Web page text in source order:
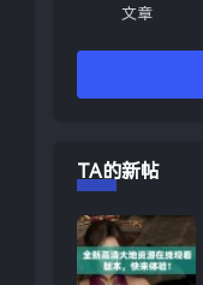
文章
TA的新帖